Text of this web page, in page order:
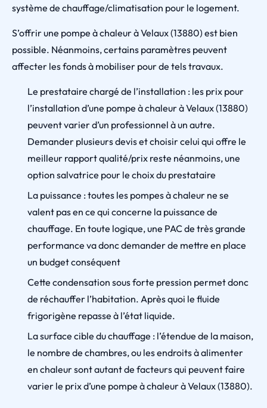
système de chauffage/climatisation pour le logement.
S’offrir une pompe à chaleur à Velaux (13880) est bien
possible. Néanmoins, certains paramètres peuvent
affecter les fonds à mobiliser pour de tels travaux.
Le prestataire chargé de l’installation : les prix pour
l’installation d’une pompe à chaleur à Velaux (13880)
peuvent varier d’un professionnel à un autre.
Demander plusieurs devis et choisir celui qui offre le
meilleur rapport qualité/prix reste néanmoins, une
option salvatrice pour le choix du prestataire
La puissance : toutes les pompes à chaleur ne se
valent pas en ce qui concerne la puissance de
chauffage. En toute logique, une PAC de très grande
performance va donc demander de mettre en place
un budget conséquent
Cette condensation sous forte pression permet donc
de réchauffer l’habitation. Après quoi le fluide
frigorigène repasse à l’état liquide.
La surface cible du chauffage : l’étendue de la maison,
le nombre de chambres, ou les endroits à alimenter
en chaleur sont autant de facteurs qui peuvent faire
varier le prix d’une pompe à chaleur à Velaux (13880).